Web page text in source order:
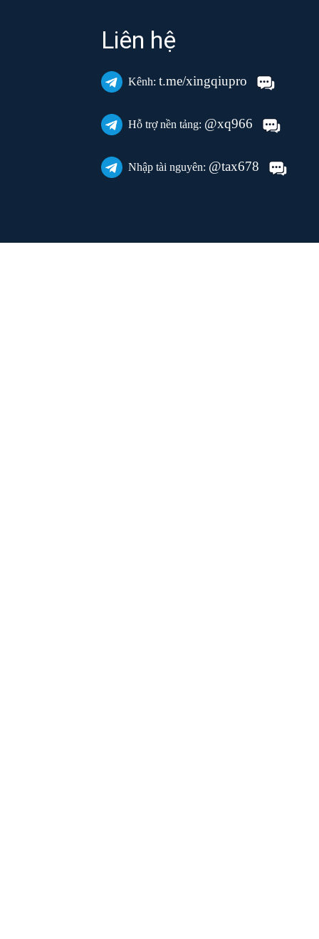
Liên hệ
Kênh: t.me/xingqiupro
Hỗ trợ nền tảng: @xq966
Nhập tài nguyên: @tax678